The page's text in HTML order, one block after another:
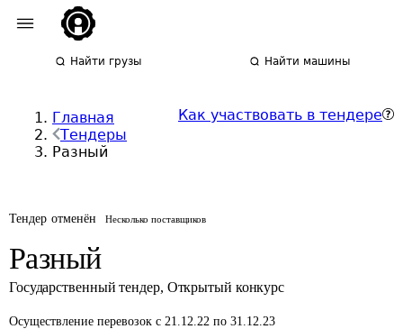
Найти грузы Найти машины
Главная
Тендеры
Разный
Как участвовать в тендере
Тендер отменён Несколько поставщиков
Разный
Государственный тендер, Открытый конкурс
Осуществление перевозок с 21.12.22 по 31.12.23